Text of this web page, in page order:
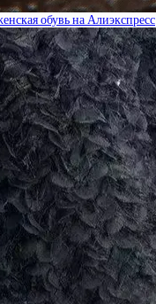
обувь на Алиэкспресс